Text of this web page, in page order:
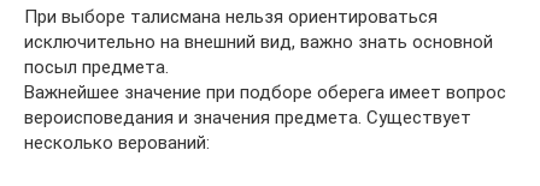
При выборе талисмана нельзя ориентироваться
исключительно на внешний вид, важно знать основной
посыл предмета.
Важнейшее значение при подборе оберега имеет вопрос
вероисповедания и значения предмета. Существует
несколько верований: